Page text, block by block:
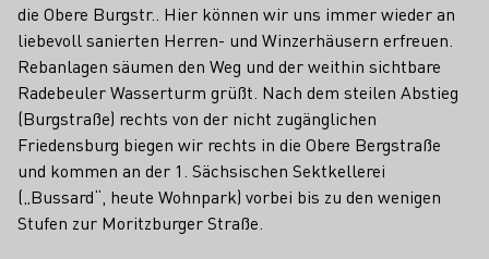
die Obere Burgstr.. Hier können wir uns immer wieder an
liebevoll sanierten Herren- und Winzerhäusern erfreuen.
Rebanlagen säumen den Weg und der weithin sichtbare
Radebeuler Wasserturm grüßt. Nach dem steilen Abstieg
(Burgstraße) rechts von der nicht zugänglichen
Friedensburg biegen wir rechts in die Obere Bergstraße
und kommen an der 1. Sächsischen Sektkellerei
(„Bussard“, heute Wohnpark) vorbei bis zu den wenigen
Stufen zur Moritzburger Straße.